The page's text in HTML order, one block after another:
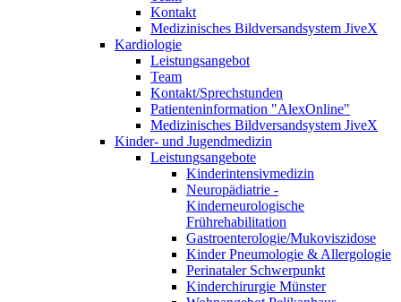
Kontakt
Medizinisches Bildversandsystem JiveX
Kardiologie
Leistungsangebot
Team
Kontakt/Sprechstunden
Patienteninformation "AlexOnline"
Medizinisches Bildversandsystem JiveX
Kinder- und Jugendmedizin
Leistungsangebote
Kinderintensivmedizin
Neuropädiatrie -
Kinderneurologische
Frührehabilitation
Gastroenterologie/Mukoviszidose
Kinder Pneumologie & Allergologie
Perinataler Schwerpunkt
Kinderchirurgie Münster